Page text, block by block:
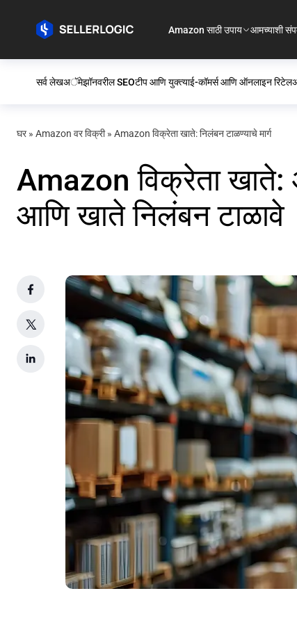
Amazon साठी उपाय आमच्याशी
सर्व लेखअॅमेझॉनवरील SEOटीप आणि युक्त्याई-कॉमर्स आणि ऑनलाइन रिटेल
घर» Amazon वर विक्री» Amazon विक्रेता खाते: निलंबन टाळण्याचे मार्ग
Amazon विक्रेता
आणि खाते निलंबन टाळावे